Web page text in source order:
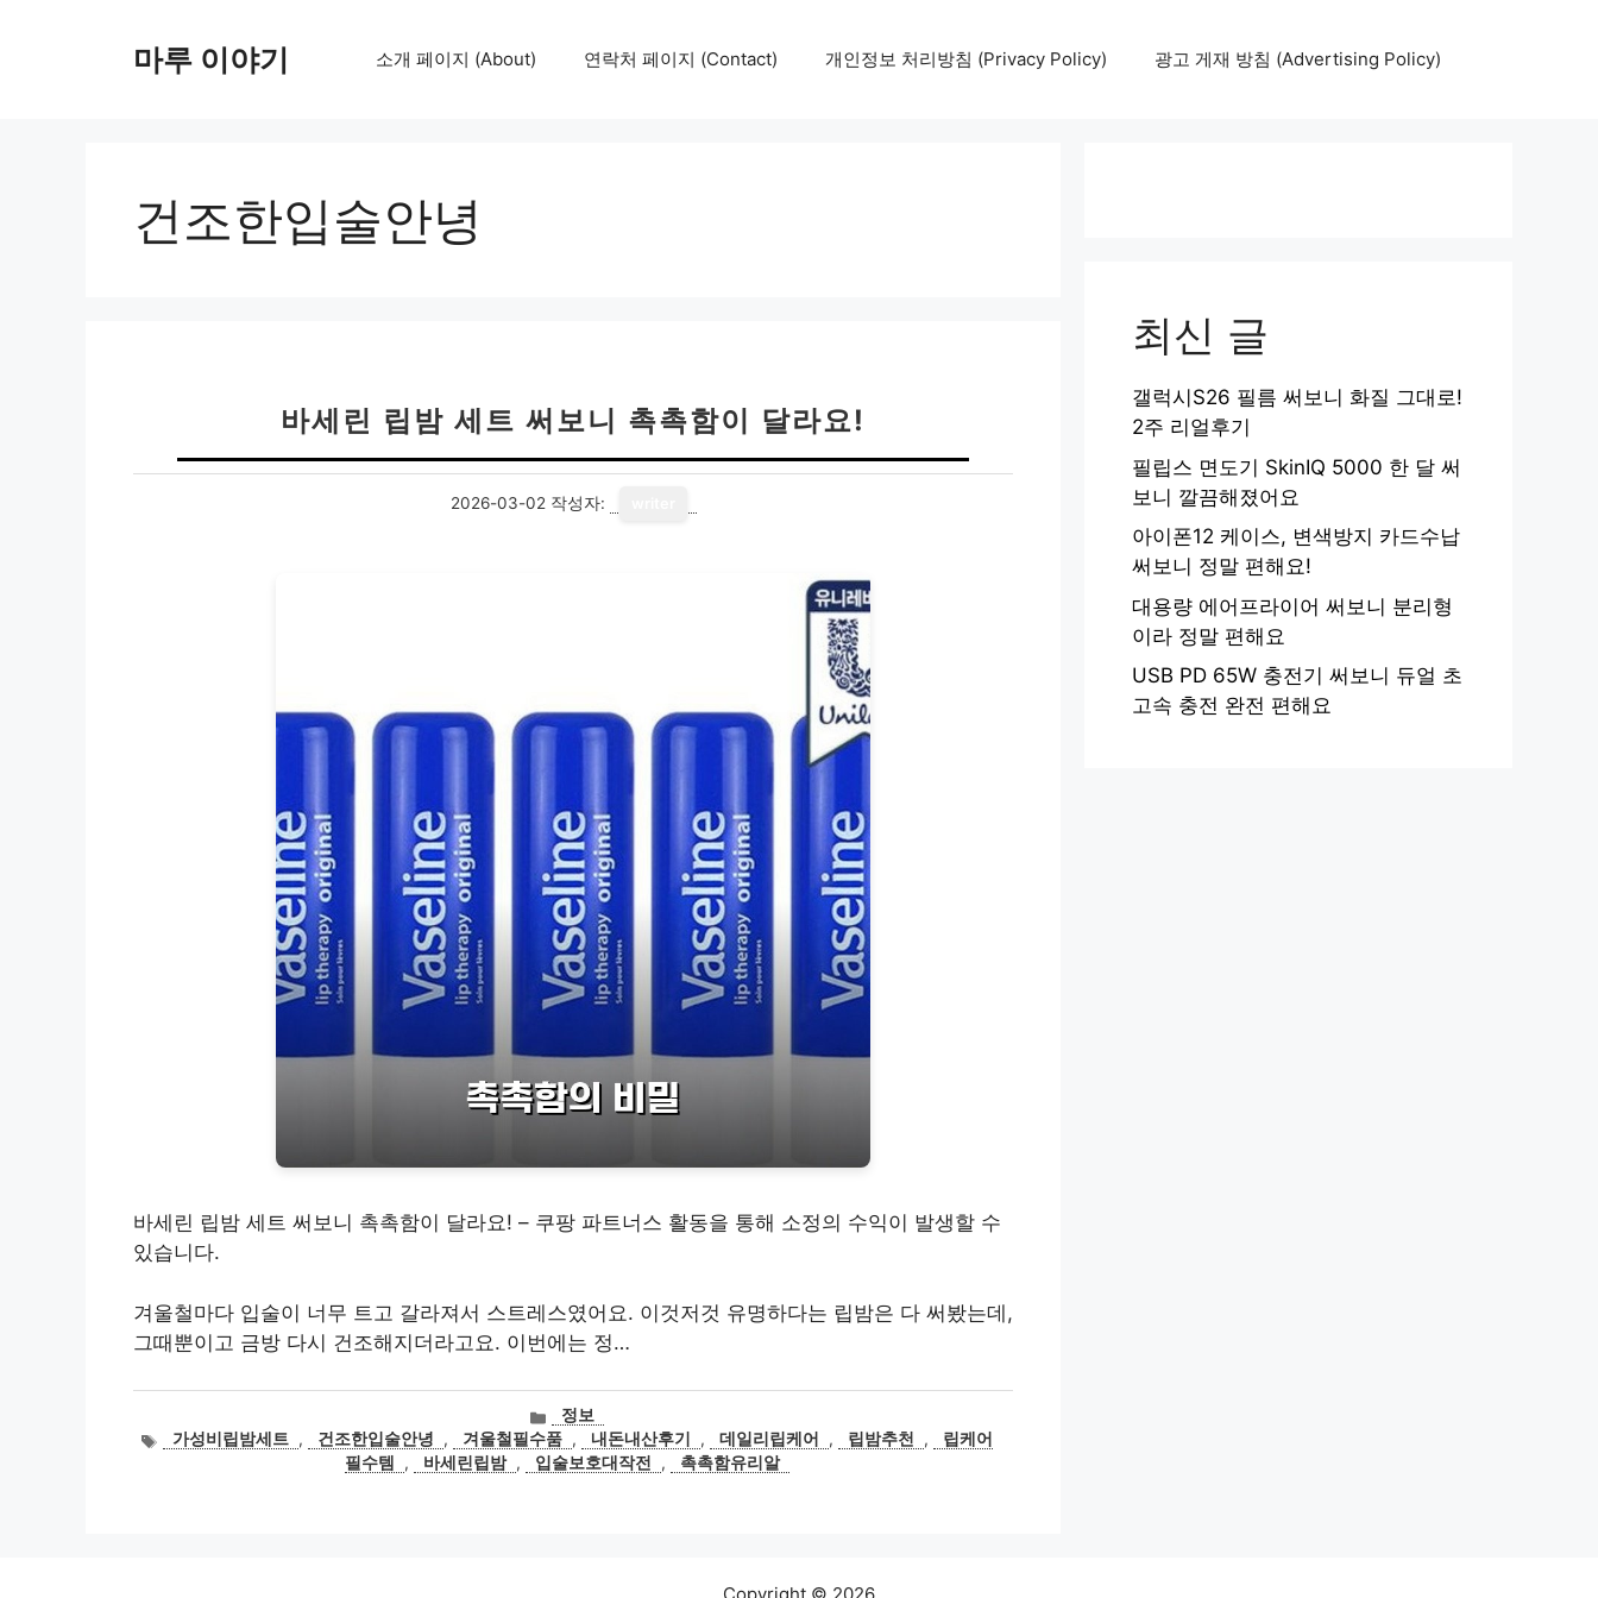
마루 이야기 소개 페이지 (About) 연락처 페이지 (Contact) 개인정보 처리방침 (Privacy Policy) 광고 게재 방침 (Advertising Policy)
건조한입술안녕
바세린 립밤 세트 써보니 촉촉함이 달라요!
2026-03-02 작성자:
바세린 립밤 세트 써보니 촉촉함이 달라요! – 쿠팡 파트너스 활동을 통해 소정의 수익이 발생할 수
있습니다.
겨울철마다 입술이 너무 트고 갈라져서 스트레스였어요. 이것저것 유명하다는 립밤은 다 써봤는데,
그때뿐이고 금방 다시 건조해지더라고요. 이번에는 정…
카
테
고
정보
태가성비립밤세트 , 건조한입술안녕 , 겨울철필수품 , 내돈내산후기 , 데일리립케어 , 립밤추천 ,
립케어
필수템
, 바세린립밤 , 입술보호대작전 , 촉촉함유리알
최신 글
갤럭시S26 필름 써보니 화질 그대로!
2주 리얼후기
필립스 면도기 SkinIQ 5000 한 달 써
보니 깔끔해졌어요
아이폰12 케이스, 변색방지 카드수납
써보니 정말 편해요!
대용량 에어프라이어 써보니 분리형
이라 정말 편해요
USB PD 65W 충전기 써보니 듀얼 초
고속 충전 완전 편해요
Copyright © 2026